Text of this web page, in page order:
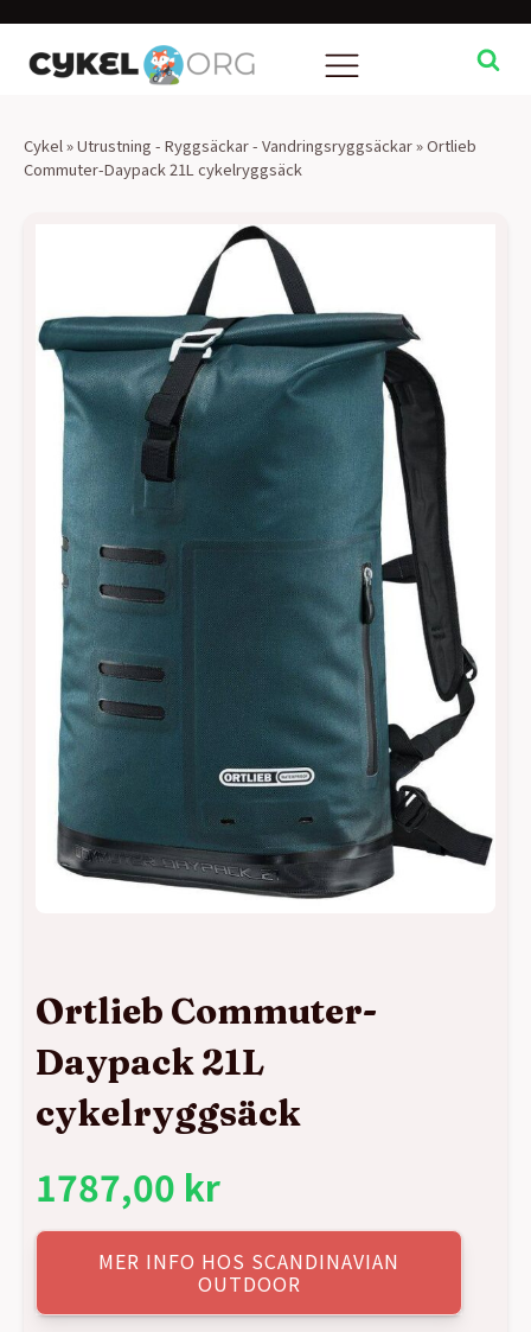
Cykel »Utrustning - Ryggsäckar - Vandringsryggsäckar»Ortlieb
Commuter-Daypack 21L cykelryggsäck
Ortlieb Commuter-
Daypack 21L
cykelryggsäck
1787,00 kr
MER INFO HOS SCANDINAVIAN
OUTDOOR